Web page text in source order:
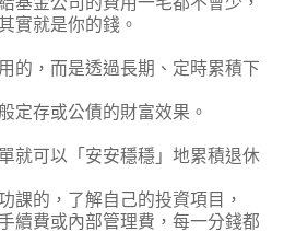
實就是你的錢 。
的，而是透過長期、定時累積下
定存或公債的財富效果。
就可以「安安穩穩」地累積退休
課的，了解自己的投資項目，
續費或內部管理費，每一分錢都